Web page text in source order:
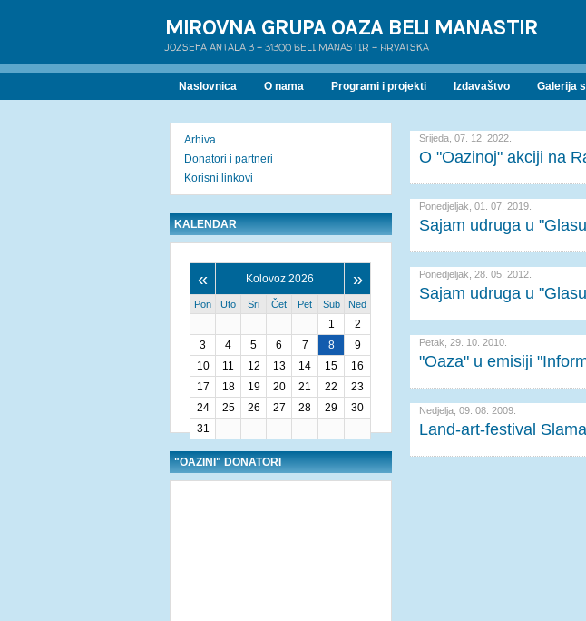
MIROVNA GRUPA OAZA BELI MANASTIR
JOZSEFA ANTALA 3 - 31300 BELI MANASTIR - HRVATSKA
Naslovnica O nama Programi i projekti Izdavaštvo Galerija
Srijeda, 07. 12. 2022.
O "Oazinoj" akciji na
Ponedjeljak, 01. 07. 2019.
Sajam udruga u
Ponedjeljak, 28. 05. 2012.
Sajam udruga u
Petak, 29. 10. 2010.
"Oaza" u emisiji
Nedjelja, 09. 08. 2009.
Land-art-festival
Arhiva
Donatori i partneri
Korisni linkovi
KALENDAR
« Kolovoz 2026 »
Pon Uto Sri Čet Pet Sub Ned
1
2
3
4 5 6 7 8
9
10
11 12 13 14 15
16
17
18 19 20 21 22
23
24
25 26 27 28 29
30
31
"OAZINI" DONATORI